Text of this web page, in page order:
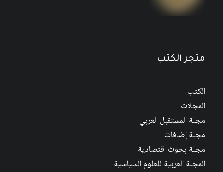
متجر الكتب
الكتب
المجلات
مجلة المستقبل العربي
مجلة إضافات
مجلة بحوث اقتصادية
المجلة العربية للعلوم السياسية